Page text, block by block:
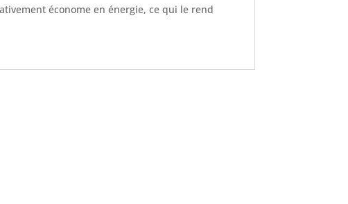
économe en énergie, ce qui le rend